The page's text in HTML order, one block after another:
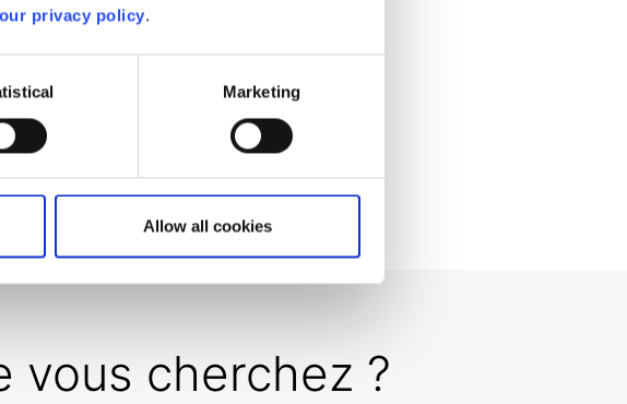
our privacy policy.
Marketing
Allow all cookies
vous cherchez ?